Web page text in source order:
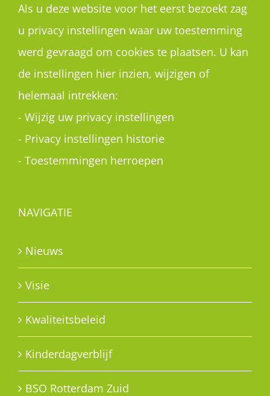
Als u deze website voor het eerst bezoekt zag
u privacy instellingen waar uw toestemming
werd gevraagd om cookies te plaatsen. U kan
de instellingen hier inzien, wijzigen of
helemaal intrekken:
- Wijzig uw privacy instellingen
- Privacy instellingen historie
- Toestemmingen herroepen
NAVIGATIE
Nieuws
Visie
Kwaliteitsbeleid
Kinderdagverblijf
BSO Rotterdam Zuid